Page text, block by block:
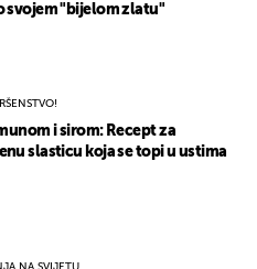
svojem "bijelom zlatu"
i sirom: Recept za
slasticu koja se topi u ustima